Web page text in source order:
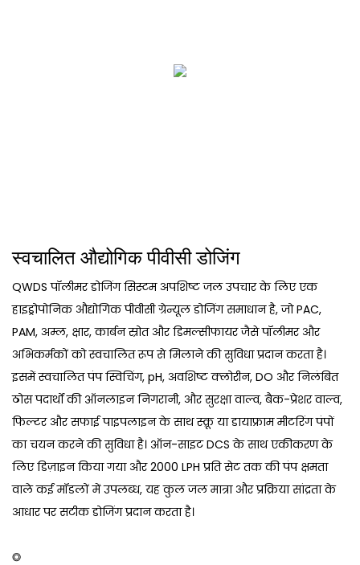
स्वचालित औद्योगिक पीवीसी डोजिंग
QWDS पॉलीमर डोजिंग सिस्टम अपशिष्ट जल उपचार के लिए एक
हाइड्रोपोनिक औद्योगिक पीवीसी ग्रेन्यूल डोजिंग समाधान है, जो PAC,
PAM, अम्ल, क्षार, कार्बन स्रोत और डिमल्सीफायर जैसे पॉलीमर और
अभिकर्मकों को स्वचालित रूप से मिलाने की सुविधा प्रदान करता है।
इसमें स्वचालित पंप स्विचिंग, pH, अवशिष्ट क्लोरीन, DO और निलंबित
ठोस पदार्थों की ऑनलाइन निगरानी, ​​और सुरक्षा वाल्व, बैक-प्रेशर वाल्व,
फिल्टर और सफाई पाइपलाइन के साथ स्क्रू या डायाफ्राम मीटरिंग पंपों
का चयन करने की सुविधा है। ऑन-साइट DCS के साथ एकीकरण के
लिए डिज़ाइन किया गया और 2000 LPH प्रति सेट तक की पंप क्षमता
वाले कई मॉडलों में उपलब्ध, यह कुल जल मात्रा और प्रक्रिया सांद्रता के
आधार पर सटीक डोजिंग प्रदान करता है।
◎